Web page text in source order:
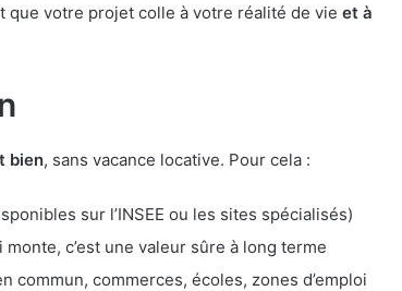
que votre projet colle à votre réalité de vie et à
bien, sans vacance locative. Pour cela :
sur l’INSEE ou les sites spécialisés)
c’est une valeur sûre à long terme
commun, commerces, écoles, zones d’emploi